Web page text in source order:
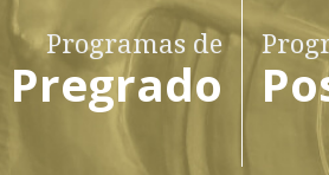
Programas de
Pregrado